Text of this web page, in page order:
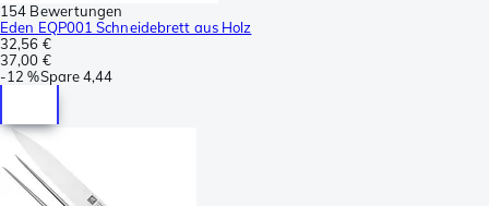
154 Bewertungen
Eden EQP001 Schneidebrett aus Holz
32,56 €
37,00 €
-12 %Spare4,44